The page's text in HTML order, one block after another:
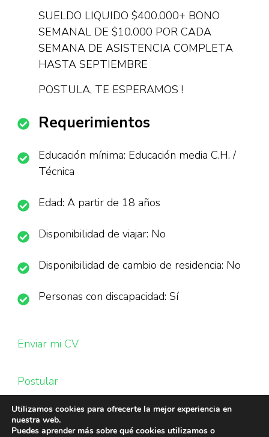
SUELDO LIQUIDO $400.000+ BONO
SEMANAL DE $10.000 POR CADA
SEMANA DE ASISTENCIA COMPLETA
HASTA SEPTIEMBRE
POSTULA, TE ESPERAMOS !
Requerimientos
Educación mínima: Educación media C.H. /
Técnica
Edad: A partir de 18 años
Disponibilidad de viajar: No
Disponibilidad de cambio de residencia: No
Personas con discapacidad: Sí
Enviar mi CV
Postular
Utilizamos cookies para ofrecerte la mejor experiencia en
nuestra web.
Puedes aprender más sobre qué cookies utilizamos o